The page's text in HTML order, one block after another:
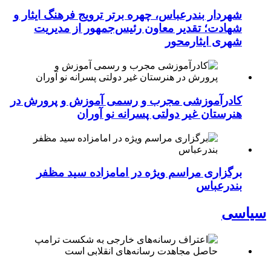
شهردار بندرعباس، چهره برتر ترویج فرهنگ ایثار و
شهادت؛ تقدیر معاون رئیس‌جمهور از مدیریت
شهری ایثارمحور
کادرآموزشی مجرب و رسمی آموزش و پرورش در
هنرستان غیر دولتی پسرانه نو آوران
برگزاری مراسم ویژه در امامزاده سید مظفر
بندرعباس
سیاسی